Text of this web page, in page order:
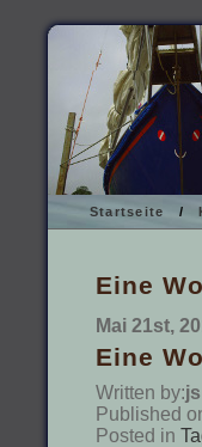
Startseite /
Eine
Mai 21st,
Eine
Written by:js
Published
Posted in